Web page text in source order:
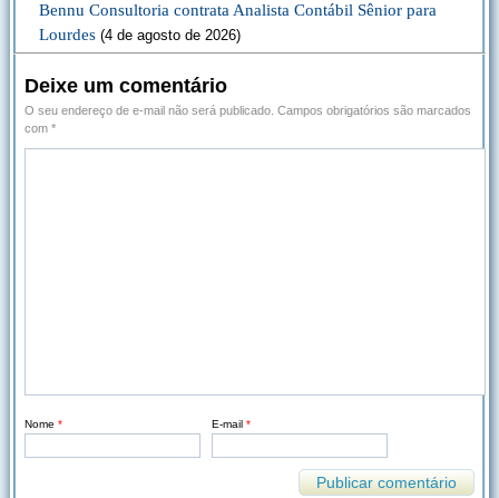
Bennu Consultoria contrata Analista Contábil Sênior para
Lourdes (4 de agosto de 2026)
Deixe um comentário
O seu endereço de e-mail não será publicado. Campos obrigatórios são marcados
com *
Nome * E-mail *